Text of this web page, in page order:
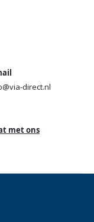
direct.nl
met ons